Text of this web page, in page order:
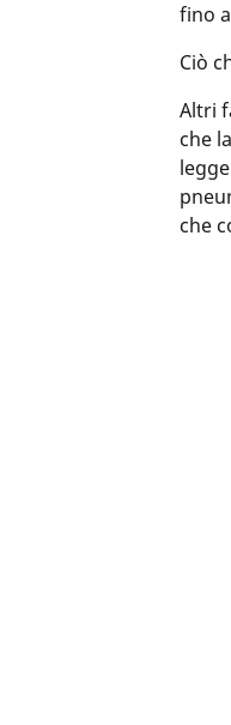
fino
Ciò
Altri
che
che